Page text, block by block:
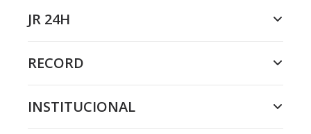
JR 24H
RECORD
INSTITUCIONAL